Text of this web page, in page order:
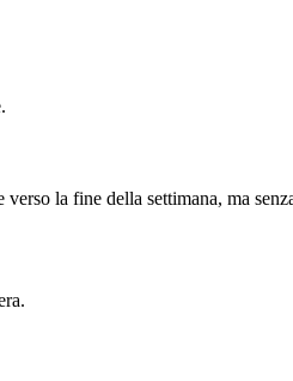
la fine della settimana, ma